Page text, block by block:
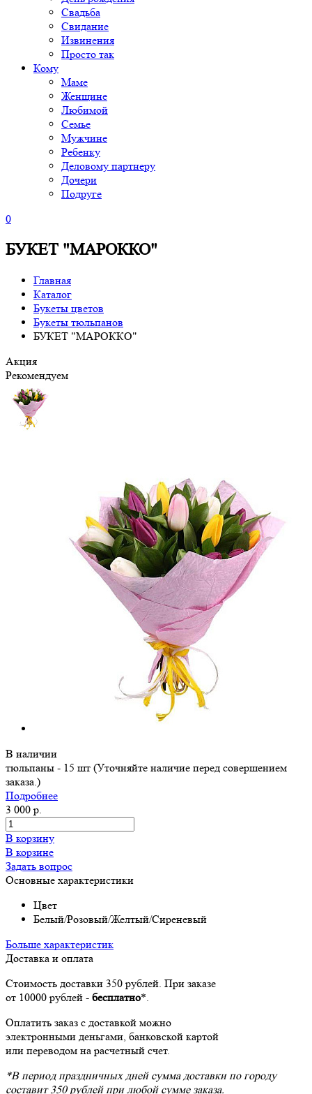
Свадьба
Свидание
Извинения
Просто так
Кому
Маме
Женщине
Любимой
Семье
Мужчине
Ребенку
Деловому партнеру
Дочери
Подруге
0
БУКЕТ "МАРОККО"
Главная
Каталог
Букеты цветов
Букеты тюльпанов
БУКЕТ "МАРОККО"
Акция
Рекомендуем
В наличии
тюльпаны - 15 шт (Уточняйте наличие перед совершением
заказа.)
Подробнее
3 000 р.
В корзину
В корзине
Задать вопрос
Основные характеристики
Цвет
Белый/Розовый/Желтый/Сиреневый
Больше характеристик
Доставка и оплата
Стоимость доставки 350 рублей. При заказе
от 10000 рублей - бесплатно*.
Оплатить заказ с доставкой можно
электронными деньгами, банковской картой
или переводом на расчетный счет.
*В период праздничных дней сумма доставки по городу
составит 350 рублей при любой сумме заказа.